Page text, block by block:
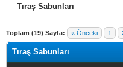
Tıraş Sabunları
Toplam (19) Sayfa: « Önceki 1
Tıraş Sabunları